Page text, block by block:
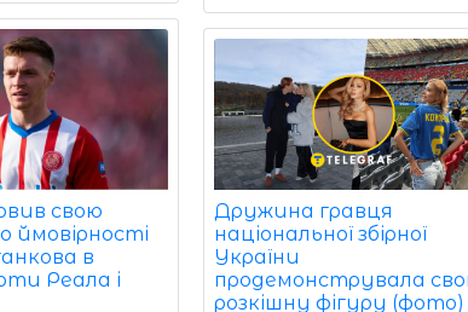
свою
ймовірності
в
Реала і
Дружина гравця
національної збірної
України
продемонструвала
розкішну фігуру (фото)